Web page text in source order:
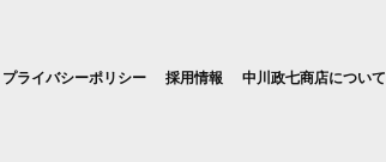
プライバシーポリシー 採用情報 中川政七商店について